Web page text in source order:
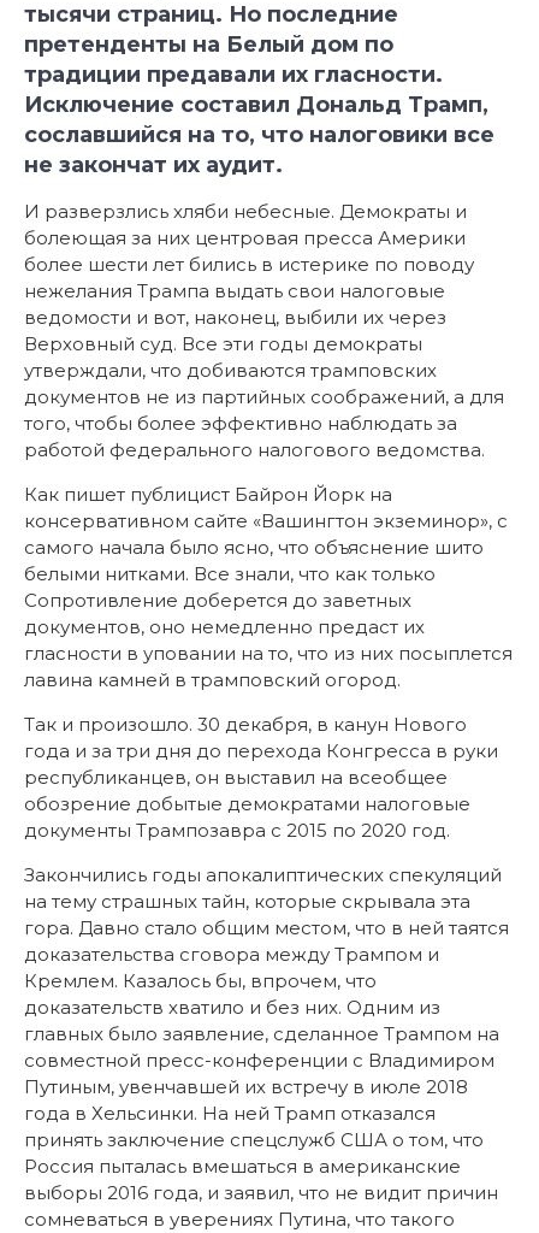
тысячи страниц. Но последние
претенденты на Белый дом по
традиции предавали их гласности.
Исключение составил Дональд Трамп,
сославшийся на то, что налоговики все
не закончат их аудит.
И разверзлись хляби небесные. Демократы и
болеющая за них центровая пресса Америки
более шести лет бились в истерике по поводу
нежелания Трампа выдать свои налоговые
ведомости и вот, наконец, выбили их через
Верховный суд. Все эти годы демократы
утверждали, что добиваются трамповских
документов не из партийных соображений, а для
того, чтобы более эффективно наблюдать за
работой федерального налогового ведомства.
Как пишет публицист Байрон Йорк на
консервативном сайте «Вашингтон экземинор», с
самого начала было ясно, что объяснение шито
белыми нитками. Все знали, что как только
Сопротивление доберется до заветных
документов, оно немедленно предаст их
гласности в уповании на то, что из них посыплется
лавина камней в трамповский огород.
Так и произошло. 30 декабря, в канун Нового
года и за три дня до перехода Конгресса в руки
республиканцев, он выставил на всеобщее
обозрение добытые демократами налоговые
документы Трампозавра с 2015 по 2020 год.
Закончились годы апокалиптических спекуляций
на тему страшных тайн, которые скрывала эта
гора. Давно стало общим местом, что в ней таятся
доказательства сговора между Трампом и
Кремлем. Казалось бы, впрочем, что
доказательств хватило и без них. Одним из
главных было заявление, сделанное Трампом на
совместной пресс-конференции с Владимиром
Путиным, увенчавшей их встречу в июле 2018
года в Хельсинки. На ней Трамп отказался
принять заключение спецслужб США о том, что
Россия пыталась вмешаться в американские
выборы 2016 года, и заявил, что не видит причин
сомневаться в уверениях Путина, что такого